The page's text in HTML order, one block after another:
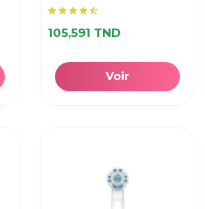
105,591 TND
Voir